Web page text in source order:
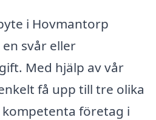
i Hovmantorp
svår eller
Med hjälp av vår
få upp till tre olika
företag i